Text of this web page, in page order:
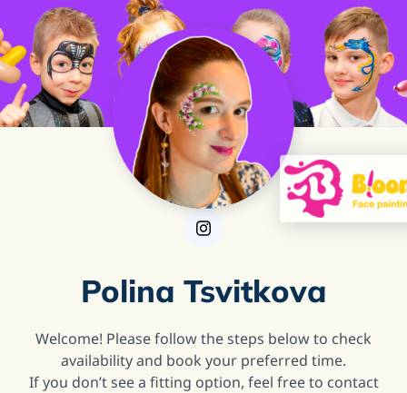
Polina Tsvitkova
Welcome! Please follow the steps below to check
availability and book your preferred time.
If you don’t see a fitting option, feel free to contact